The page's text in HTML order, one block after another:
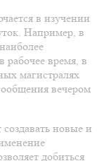
в изучении
Например, в
время, в
магистралях
вечером
новые и
добиться